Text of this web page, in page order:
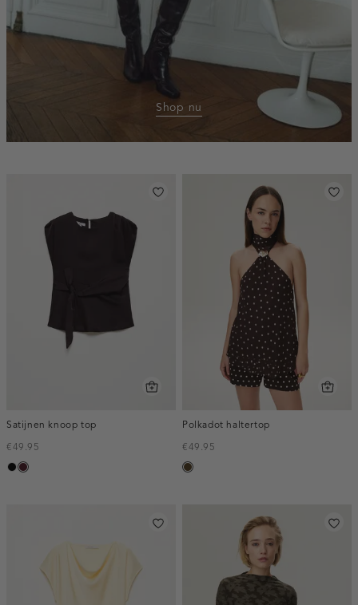
Shop nu
Satijnen knoop top
€49.95
zwartpruim,
Polkadot haltertop
€49.95
toffee